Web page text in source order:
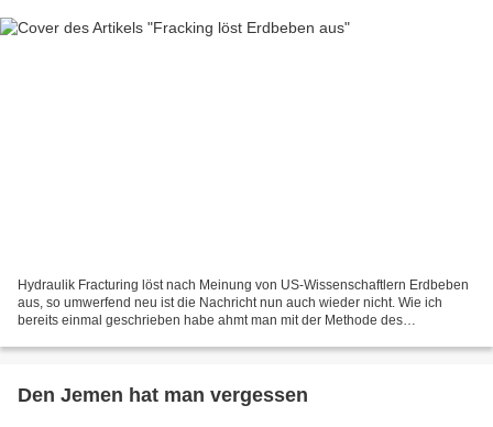
Hydraulik Fracturing löst nach Meinung von US-Wissenschaftlern Erdbeben
aus, so umwerfend neu ist die Nachricht nun auch wieder nicht. Wie ich
bereits einmal geschrieben habe ahmt man mit der Methode des
Den Jemen hat man vergessen